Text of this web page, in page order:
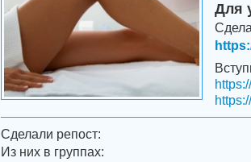
Для
Сделали репост:
Из них в группах: